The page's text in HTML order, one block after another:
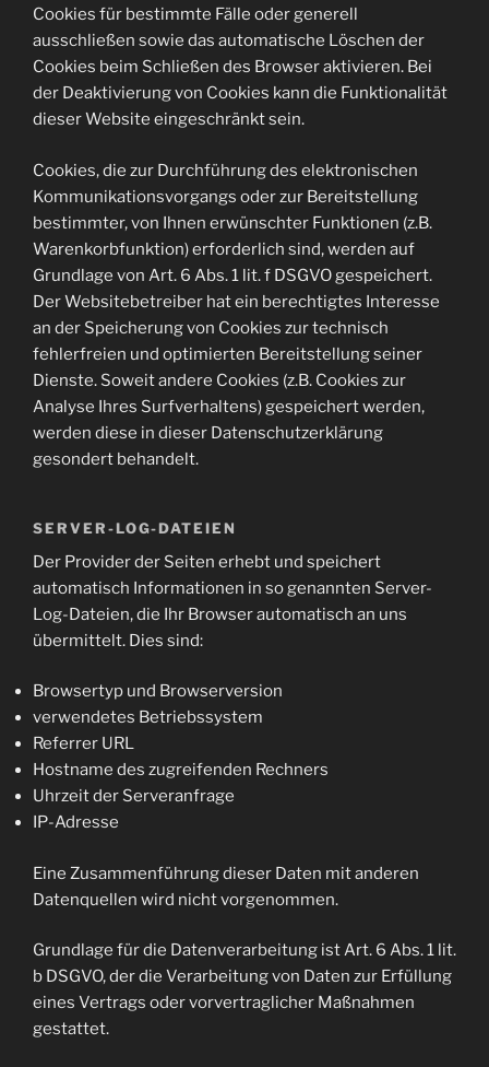
Cookies für bestimmte Fälle oder generell
ausschließen sowie das automatische Löschen der
Cookies beim Schließen des Browser aktivieren. Bei
der Deaktivierung von Cookies kann die Funktionalität
dieser Website eingeschränkt sein.
Cookies, die zur Durchführung des elektronischen
Kommunikationsvorgangs oder zur Bereitstellung
bestimmter, von Ihnen erwünschter Funktionen (z.B.
Warenkorbfunktion) erforderlich sind, werden auf
Grundlage von Art. 6 Abs. 1 lit. f DSGVO gespeichert.
Der Websitebetreiber hat ein berechtigtes Interesse
an der Speicherung von Cookies zur technisch
fehlerfreien und optimierten Bereitstellung seiner
Dienste. Soweit andere Cookies (z.B. Cookies zur
Analyse Ihres Surfverhaltens) gespeichert werden,
werden diese in dieser Datenschutzerklärung
gesondert behandelt.
SERVER-LOG-DATEIEN
Der Provider der Seiten erhebt und speichert
automatisch Informationen in so genannten Server-
Log-Dateien, die Ihr Browser automatisch an uns
übermittelt. Dies sind:
Browsertyp und Browserversion
verwendetes Betriebssystem
Referrer URL
Hostname des zugreifenden Rechners
Uhrzeit der Serveranfrage
IP-Adresse
Eine Zusammenführung dieser Daten mit anderen
Datenquellen wird nicht vorgenommen.
Grundlage für die Datenverarbeitung ist Art. 6 Abs. 1 lit.
b DSGVO, der die Verarbeitung von Daten zur Erfüllung
eines Vertrags oder vorvertraglicher Maßnahmen
gestattet.